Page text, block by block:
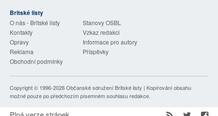
Britské listy
O nás - Britské listy
Stanovy OSBL
Kontakty
Vzkaz redakci
Opravy
Informace pro autory
Reklama
Příspěvky
Obchodní podmínky
Copyright © 1996-2026Občanské sdružení Britské listy | Kopírování obsahu
možné pouze po předchozím písemném souhlasu redakce.